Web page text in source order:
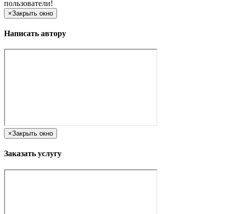
пользователи!
×Закрыть окно
Написать автору
×Закрыть окно
Заказать услугу